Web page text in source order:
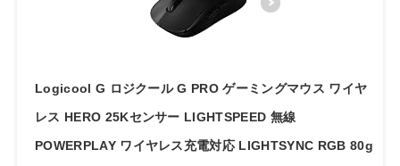
Logicool G ロジクール G PRO ゲーミングマウス ワイヤ
レス HERO 25Kセンサー LIGHTSPEED 無線
POWERPLAY ワイヤレス充電対応 LIGHTSYNC RGB 80g